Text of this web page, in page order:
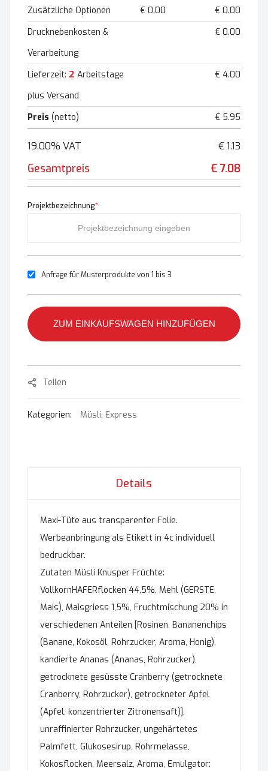
Zusätzliche Optionen € 0.00
€ 0.00
Drucknebenkosten &
Verarbeitung
€ 0.00
Lieferzeit: 2 Arbeitstage
plus Versand
€ 4.00
Preis (netto) € 5.95
19.00% VAT € 1.13
Gesamtpreis € 7.08
Projektbezeichnung*
Anfrage für Musterprodukte von 1 bis 3
ZUM EINKAUFSWAGEN HINZUFÜGEN
Teilen
Kategorien: Müsli, Express
Details
Maxi-Tüte aus transparenter Folie.
Werbeanbringung als Etikett in 4c individuell
bedruckbar.
Zutaten Müsli Knusper Früchte:
VollkornHAFERflocken 44,5%, Mehl (GERSTE,
Mais), Maisgriess 1,5%, Fruchtmischung 20% ​​in
verschiedenen Anteilen [Rosinen, Bananenchips
(Banane, Kokosöl, Rohrzucker, Aroma, Honig),
kandierte Ananas (Ananas, Rohrzucker),
getrocknete gesüsste Cranberry (getrocknete
Cranberry, Rohrzucker), getrockneter Apfel
(Apfel, konzentrierter Zitronensaft)],
unraffinierter Rohrzucker, ungehärtetes
Palmfett, Glukosesirup, Rohrmelasse,
Kokosflocken, Meersalz, Aroma, Emulgator: